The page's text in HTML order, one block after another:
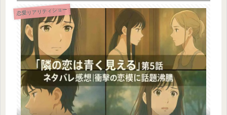
恋愛リアリティショー